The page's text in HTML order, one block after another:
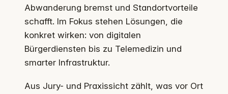
Abwanderung bremst und Standortvorteile
schafft. Im Fokus stehen Lösungen, die
konkret wirken: von digitalen
Bürgerdiensten bis zu Telemedizin und
smarter Infrastruktur.
Aus Jury- und Praxissicht zählt, was vor Ort